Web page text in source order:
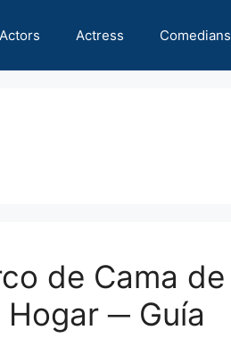
Actors Actress Comedians
de Cama de
─ Guía